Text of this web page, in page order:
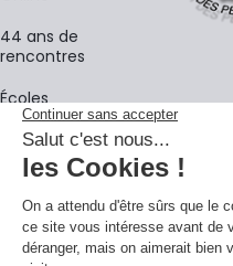
44 ans de
rencontres
Écoles
La newsletter
Adresse e-mail
En vous inscrivant à notre
confidentialité.
Retrouvons-nous sur